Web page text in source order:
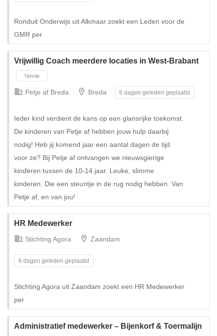
Ronduit Onderwijs uit Alkmaar zoekt een Leden voor de
GMR per
Vrijwillig Coach meerdere locaties in West-Brabant
Tijdelijk
Petje af Breda Breda 6 dagen geleden geplaatst
Ieder kind verdient de kans op een glansrijke toekomst.
De kinderen van Petje af hebben jouw hulp daarbij
nodig! Heb jij komend jaar een aantal dagen de tijd
voor ze? Bij Petje af ontvangen we nieuwsgierige
kinderen tussen de 10-14 jaar. Leuke, slimme
kinderen. Die een steuntje in de rug nodig hebben. Van
Petje af, en van jou!
HR Medewerker
Stichting Agora Zaandam
6 dagen geleden geplaatst
Stichting Agora uit Zaandam zoekt een HR Medewerker
per
Administratief medewerker – Bijenkorf & Toermalijn